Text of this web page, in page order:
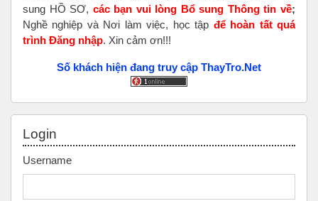
sung HỒ SƠ, các bạn vui lòng Bổ sung Thông tin về;
Nghề nghiệp và Nơi làm việc, học tập để hoàn tấtquá
trình Đăng nhập. Xin cảm ơn!!!
Số khách hiện đang truy cập ThayTro.Net
Login
Username